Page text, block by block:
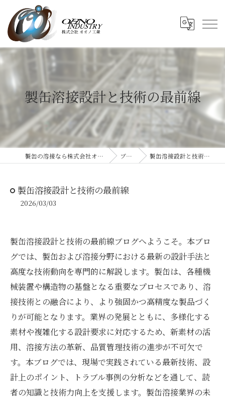
製缶溶接設計と技術の最前線
製缶の溶接なら株式会社オオノ工業 ブログ 製缶溶接設計と技術の最前線
製缶溶接設計と技術の最前線
2026/03/03
製缶溶接設計と技術の最前線ブログへようこそ。本ブロ
グでは、製缶および溶接分野における最新の設計手法と
高度な技術動向を専門的に解説します。製缶は、各種機
械装置や構造物の基盤となる重要なプロセスであり、溶
接技術との融合により、より強固かつ高精度な製品づく
りが可能となります。業界の発展とともに、多様化する
素材や複雑化する設計要求に対応するため、新素材の活
用、溶接方法の革新、品質管理技術の進歩が不可欠で
す。本ブログでは、現場で実践されている最新技術、設
計上のポイント、トラブル事例の分析などを通して、読
者の知識と技術力向上を支援します。製缶溶接業界の未